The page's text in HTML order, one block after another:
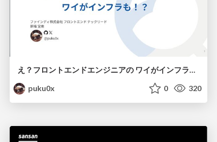
え？フロントエンドエンジニアの ワイがインフラも！？
puku0x
0 320